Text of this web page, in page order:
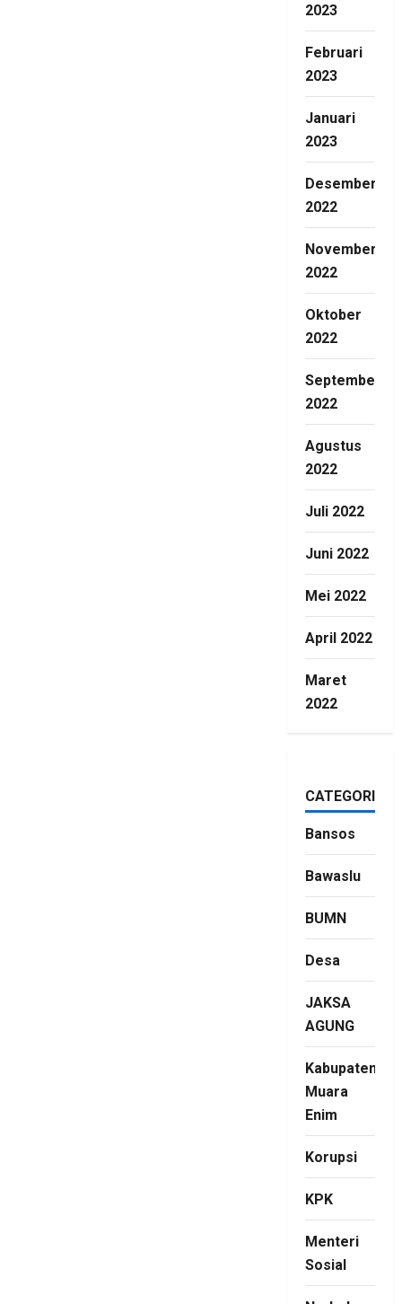
2023
Februari
2023
Januari
2023
Desember
2022
November
2022
Oktober
2022
September
2022
Agustus
2022
Juli 2022
Juni 2022
Mei 2022
April 2022
Maret
2022
CATEGORIES
Bansos
Bawaslu
BUMN
Desa
JAKSA
AGUNG
Kabupaten
Muara
Enim
Korupsi
KPK
Menteri
Sosial